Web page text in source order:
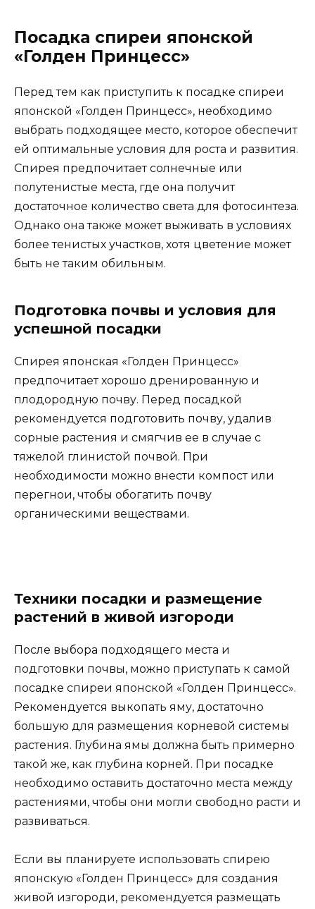
Посадка спиреи японской
«Голден Принцесс»
Перед тем как приступить к посадке спиреи
японской «Голден Принцесс», необходимо
выбрать подходящее место, которое обеспечит
ей оптимальные условия для роста и развития.
Спирея предпочитает солнечные или
полутенистые места, где она получит
достаточное количество света для фотосинтеза.
Однако она также может выживать в условиях
более тенистых участков, хотя цветение может
быть не таким обильным.
Подготовка почвы и условия для
успешной посадки
Спирея японская «Голден Принцесс»
предпочитает хорошо дренированную и
плодородную почву. Перед посадкой
рекомендуется подготовить почву, удалив
сорные растения и смягчив ее в случае с
тяжелой глинистой почвой. При
необходимости можно внести компост или
перегнои, чтобы обогатить почву
органическими веществами.
Техники посадки и размещение
растений в живой изгороди
После выбора подходящего места и
подготовки почвы, можно приступать к самой
посадке спиреи японской «Голден Принцесс».
Рекомендуется выкопать яму, достаточно
большую для размещения корневой системы
растения. Глубина ямы должна быть примерно
такой же, как глубина корней. При посадке
необходимо оставить достаточно места между
растениями, чтобы они могли свободно расти и
развиваться.
Если вы планируете использовать спирею
японскую «Голден Принцесс» для создания
живой изгороди, рекомендуется размещать